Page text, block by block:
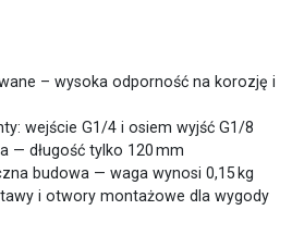
– wysoka odporność na korozję i
wejście G1/4 i osiem wyjść G1/8
długość tylko 120 mm
budowa — waga wynosi 0,15 kg
i otwory montażowe dla wygody